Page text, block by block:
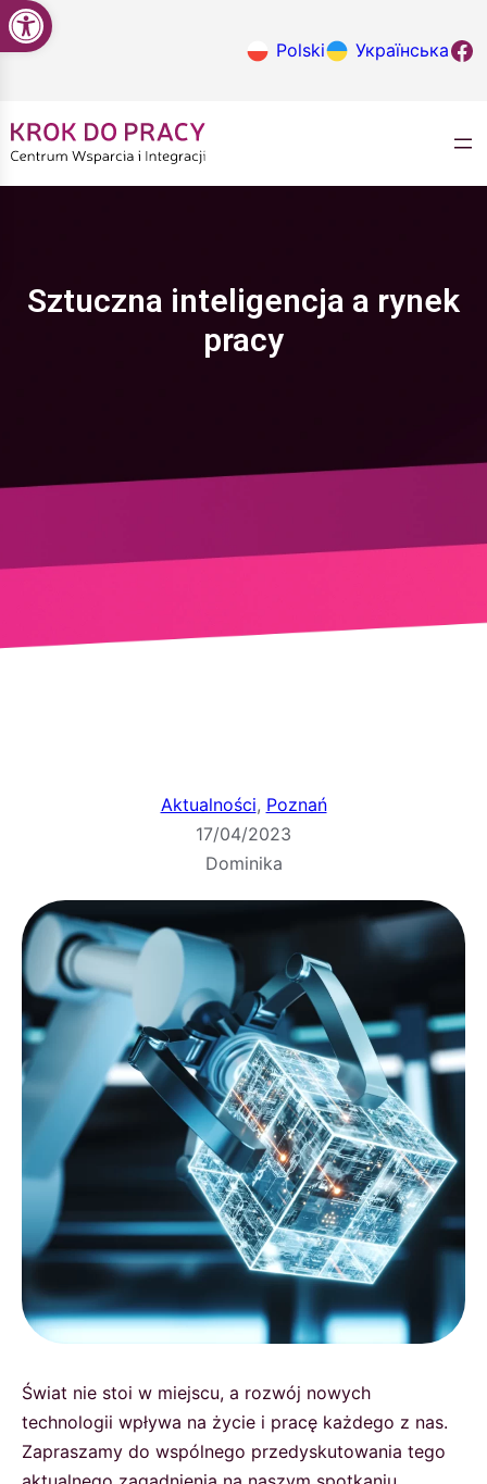
Przejdź
do
Polski УкраїнськаKrok
Sztuczna inteligencja a rynek
pracy
Dominika
17/04/2023
Aktualności, Poznań
Świat nie stoi w miejscu, a rozwój nowych
technologii wpływa na życie i pracę każdego z nas.
Zapraszamy do wspólnego przedyskutowania tego